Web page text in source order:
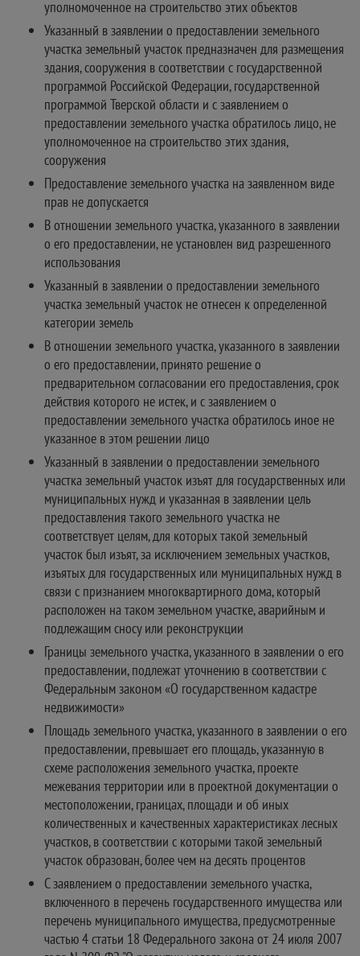
уполномоченное на строительство этих объектов
Указанный в заявлении о предоставлении земельного
участка земельный участок предназначен для размещения
здания, сооружения в соответствии с государственной
программой Российской Федерации, государственной
программой Тверской области и с заявлением о
предоставлении земельного участка обратилось лицо, не
уполномоченное на строительство этих здания,
сооружения
Предоставление земельного участка на заявленном виде
прав не допускается
В отношении земельного участка, указанного в заявлении
о его предоставлении, не установлен вид разрешенного
использования
Указанный в заявлении о предоставлении земельного
участка земельный участок не отнесен к определенной
категории земель
В отношении земельного участка, указанного в заявлении
о его предоставлении, принято решение о
предварительном согласовании его предоставления, срок
действия которого не истек, и с заявлением о
предоставлении земельного участка обратилось иное не
указанное в этом решении лицо
Указанный в заявлении о предоставлении земельного
участка земельный участок изъят для государственных или
муниципальных нужд и указанная в заявлении цель
предоставления такого земельного участка не
соответствует целям, для которых такой земельный
участок был изъят, за исключением земельных участков,
изъятых для государственных или муниципальных нужд в
связи с признанием многоквартирного дома, который
расположен на таком земельном участке, аварийным и
подлежащим сносу или реконструкции
Границы земельного участка, указанного в заявлении о его
предоставлении, подлежат уточнению в соответствии с
Федеральным законом «О государственном кадастре
недвижимости»
Площадь земельного участка, указанного в заявлении о его
предоставлении, превышает его площадь, указанную в
схеме расположения земельного участка, проекте
межевания территории или в проектной документации о
местоположении, границах, площади и об иных
количественных и качественных характеристиках лесных
участков, в соответствии с которыми такой земельный
участок образован, более чем на десять процентов
С заявлением о предоставлении земельного участка,
включенного в перечень государственного имущества или
перечень муниципального имущества, предусмотренные
частью 4 статьи 18 Федерального закона от 24 июля 2007